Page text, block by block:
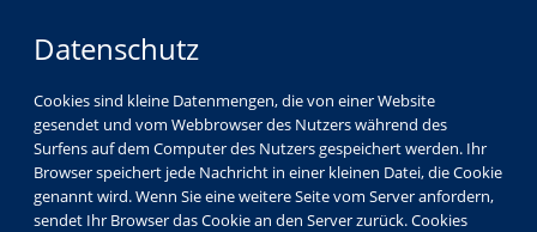
Datenschutz
Cookies sind kleine Datenmengen, die von einer Website
gesendet und vom Webbrowser des Nutzers während des
Surfens auf dem Computer des Nutzers gespeichert werden. Ihr
Browser speichert jede Nachricht in einer kleinen Datei, die Cookie
genannt wird. Wenn Sie eine weitere Seite vom Server anfordern,
sendet Ihr Browser das Cookie an den Server zurück. Cookies
LOGIN MENÜ